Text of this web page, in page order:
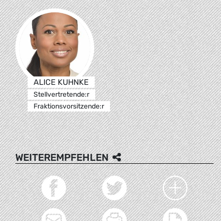
ALICE KUHNKE
Stellvertretende:r
Fraktionsvorsitzende:r
WEITEREMPFEHLEN